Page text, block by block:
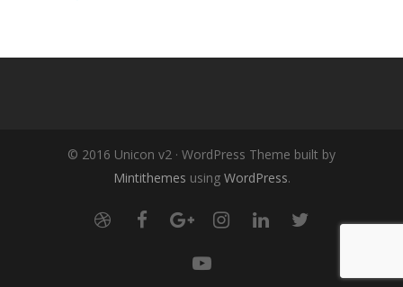
© 2016 Unicon v2 · WordPress Theme built by
Mintithemes using WordPress.